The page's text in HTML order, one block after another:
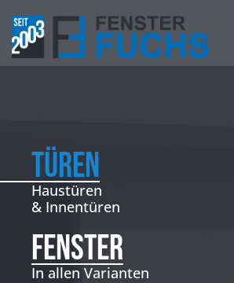
TÜREN
Haustüren
& Innentüren
FENSTER
In allen Varianten